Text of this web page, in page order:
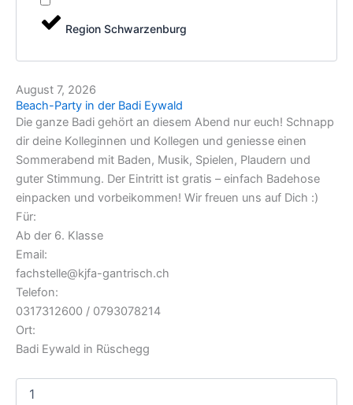
Region Schwarzenburg
August 7, 2026
Beach-Party in der Badi Eywald
Die ganze Badi gehört an diesem Abend nur euch! Schnapp
dir deine Kolleginnen und Kollegen und geniesse einen
Sommerabend mit Baden, Musik, Spielen, Plaudern und
guter Stimmung. Der Eintritt ist gratis – einfach Badehose
einpacken und vorbeikommen! Wir freuen uns auf Dich :)
Für:
Ab der 6. Klasse
Email:
fachstelle@kjfa-gantrisch.ch
Telefon:
0317312600 / 0793078214
Ort:
Badi Eywald in Rüschegg